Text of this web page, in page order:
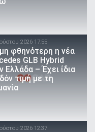
2026 17:55
φθηνότερη η νέα
GLB Hybrid
Ελλάδα – Έχει ίδια
τιμή με τη
2026 12:37